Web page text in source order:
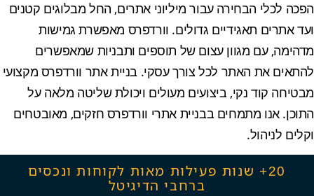
הפכה לכלי הבחירה עבור מיליוני אתרים, החל מבלוגים קטנים
ועד אתרים תאגידיים גדולים. וורדפרס מאפשרת גמישות
מדהימה, עם מגוון עצום של תוספים ותבניות שמאפשרים
להתאים את האתר לכל צורך עסקי. בניית אתר וורדפרס מקצועי
מבטיחה קוד נקי, ביצועים מעולים ויכולת שליטה מלאה על
התוכן. אנו מתמחים בבניית אתרי וורדפרס חזקים, מאובטחים
וקלים לניהול.
20+ שנות פעילות מאות לקוחות ונכסים
ברחבי הדיגיטל